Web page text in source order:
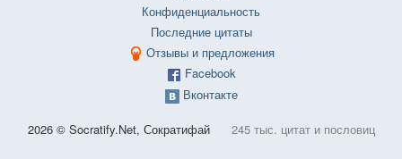
Конфиденциальность
Последние цитаты
Отзывы и предложения
Facebook
Вконтакте
2026 © Socratify.Net, Сократифай 245 тыс. цитат и пословиц